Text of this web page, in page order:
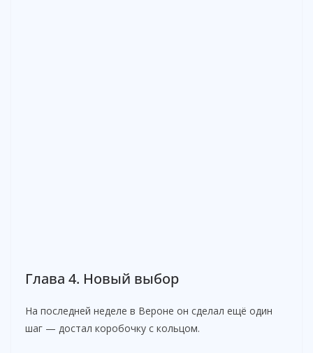
Глава 4. Новый выбор
На последней неделе в Вероне он сделал ещё один
шаг — достал коробочку с кольцом.